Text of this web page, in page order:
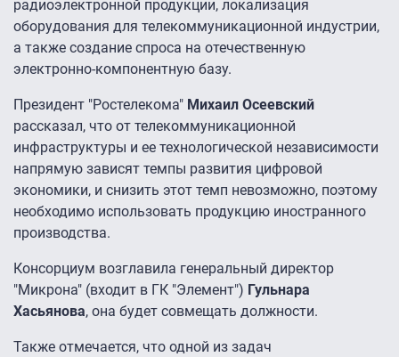
радиоэлектронной продукции, локализация
оборудования для телекоммуникационной индустрии,
а также создание спроса на отечественную
электронно-компонентную базу.
Президент "Ростелекома" Михаил Осеевский
рассказал, что от телекоммуникационной
инфраструктуры и ее технологической независимости
напрямую зависят темпы развития цифровой
экономики, и снизить этот темп невозможно, поэтому
необходимо использовать продукцию иностранного
производства.
Консорциум возглавила генеральный директор
"Микрона" (входит в ГК "Элемент") Гульнара
Хасьянова, она будет совмещать должности.
Также отмечается, что одной из задач